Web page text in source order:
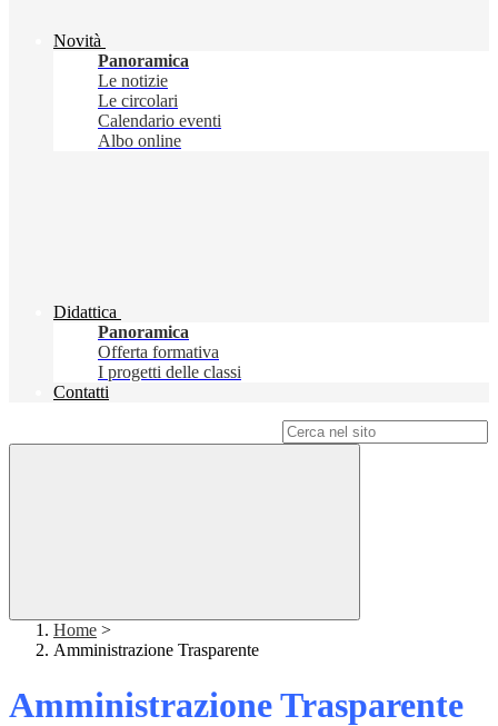
Novità
Panoramica
Le notizie
Le circolari
Calendario eventi
Albo online
Didattica
Panoramica
Offerta formativa
I progetti delle classi
Contatti
Home >
Amministrazione Trasparente
Amministrazione Trasparente